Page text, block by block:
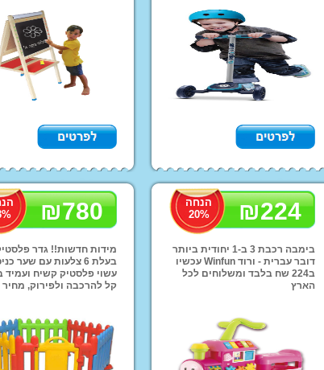
מוצרי הנקה והאכלה מזרונים ומשטחי פעילות
מזרני שינה
הליכון לתינוק
Mama Love
מיטות מעבר
מיוחד רק 299 ש''ח ואפשרות
משלוחים לכל הארץ!
₪224
הנחה
20%
בימבה רכבת 3 ב-1 יחודית ביותר
דובר עברית - ורוד Winfun עכשיו
ב224 שח בלבד ומשלוחים לכל
הארץ
₪780
%
מידות חדשות!! גדר
בעלת 6 צלעות עם שער
עשוי פלסטיק קשיח
קל להרכבה ולפירוק, מחיר